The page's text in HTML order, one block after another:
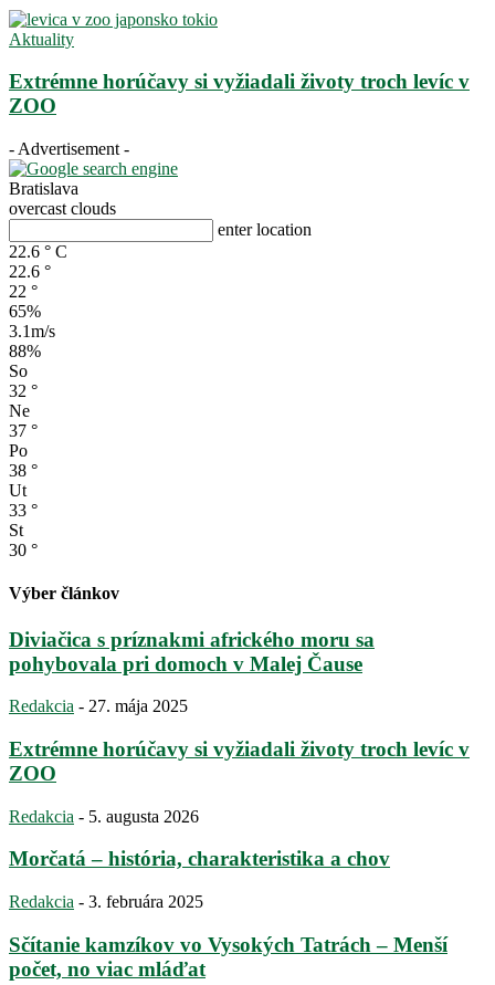
Aktuality
Extrémne horúčavy si vyžiadali životy troch levíc v
ZOO
- Advertisement -
Bratislava
overcast clouds
enter location
22.6 ° C
22.6 °
22 °
65%
3.1m/s
88%
So
32 °
Ne
37 °
Po
38 °
Ut
33 °
St
30 °
Výber článkov
Diviačica s príznakmi afrického moru sa
pohybovala pri domoch v Malej Čause
Redakcia - 27. mája 2025
Extrémne horúčavy si vyžiadali životy troch levíc v
ZOO
Redakcia - 5. augusta 2026
Morčatá – história, charakteristika a chov
Redakcia - 3. februára 2025
Sčítanie kamzíkov vo Vysokých Tatrách – Menší
počet, no viac mláďat